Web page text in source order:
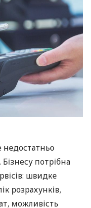
недостатньо
потрібна
швидке
розрахунків,
можливість